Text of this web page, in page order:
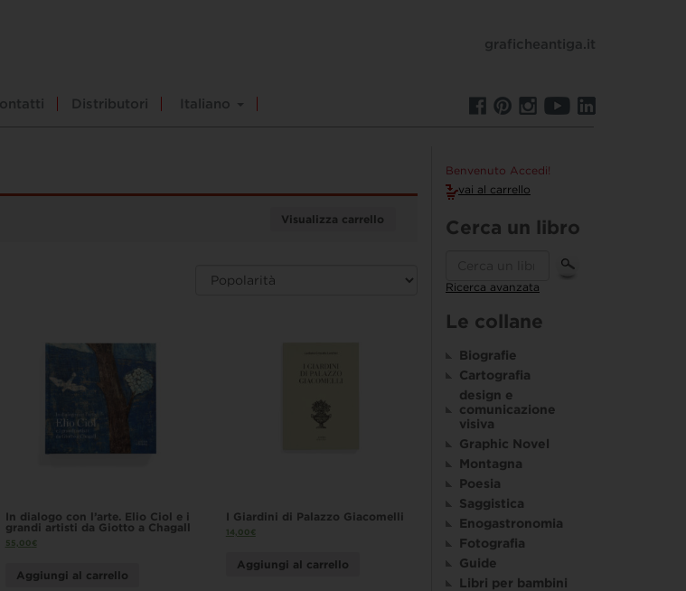
Distributori Italiano
graficheantiga.it
Visualizza carrello
In dialogo con l’arte. Elio Ciol e i
grandi artisti da Giotto a Chagall
55,00€
Aggiungi al carrello
I Giardini di Palazzo Giacomelli
14,00€
Aggiungi al carrello
Benvenuto Accedi!
vai al carrello
Cerca un libro
Ricerca avanzata
Le collane
Biografie
Cartografia
design e
comunicazione
visiva
Graphic Novel
Montagna
Poesia
Saggistica
Enogastronomia
Fotografia
Guide
Libri per bambini